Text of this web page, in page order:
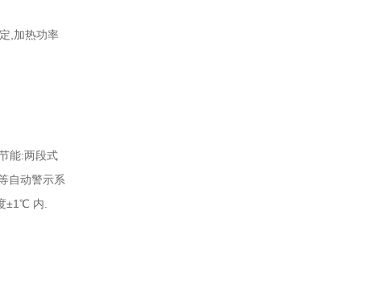
,加热功率
能:两段式
自动警示系
±1℃ 内.